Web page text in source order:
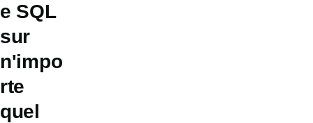
e SQL
sur
n'impo
rte
quel